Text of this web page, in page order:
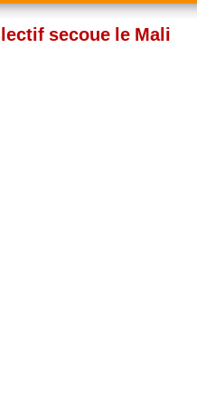
secoue le Mali